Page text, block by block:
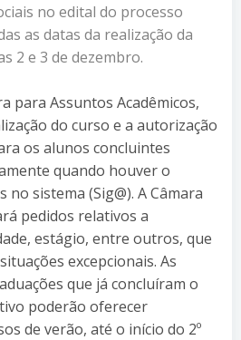
no edital do processo
as datas da realização da
2 e 3 de dezembro.
para Assuntos Acadêmicos,
do curso e a autorização
os alunos concluintes
quando houver o
sistema (Sig@). A Câmara
pedidos relativos a
estágio, entre outros, que
excepcionais. As
que já concluíram o
poderão oferecer
de verão, até o início do 2º